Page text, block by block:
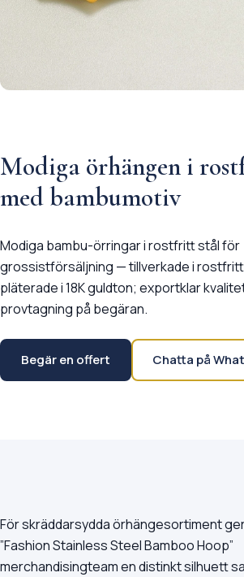
Modiga örhängen i
med bambumotiv
Modiga bambu-örringar i rostfritt stål för
grossistförsäljning — tillverkade i
pläterade i 18K guldton; exportklar
provtagning på begäran.
Begär en offert Chatta på
För skräddarsydda örhängesortiment
”Fashion Stainless Steel Bamboo Hoop”
merchandisingteam en distinkt silhuett